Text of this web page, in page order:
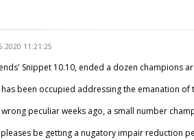
11:21:25
Snippet 10.10, ended a dozen
been occupied addressing the emanation
peculiar weeks ago, a small number
be getting a nugatory impair reduction